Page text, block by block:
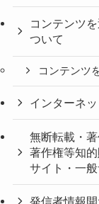
コンテンツ
ついて
コンテンツ
インターネ
無断転載・
著作権等知
サイト・一
発信者情報